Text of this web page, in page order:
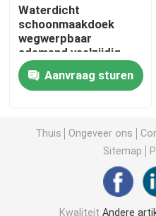
Spunlace het
Zware industriële doekjes
Wippers voor de
Keukendoeken voor
Waterdicht
schoonmaakdoek
wegwerpbaar
ademend veelzijdig
Aanvraag sturen
Thuis Ongeveer ons
Sitemap
KwaliteitAndere